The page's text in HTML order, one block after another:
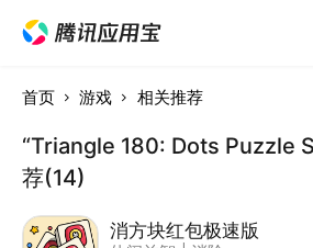
首页 游戏 相关推荐
“Triangle 180: Dots Puzzle
荐(14)
消方块红包极速版